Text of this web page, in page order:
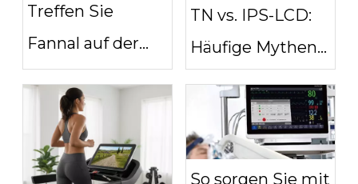
Treffen Sie
Fannal auf der
CIIF Shanghai
2025 –
Maßgeschneiderte
industrielle
TN vs. IPS-LCD:
Häufige Mythen
über
Industriedisplays
So sorgen Sie mit